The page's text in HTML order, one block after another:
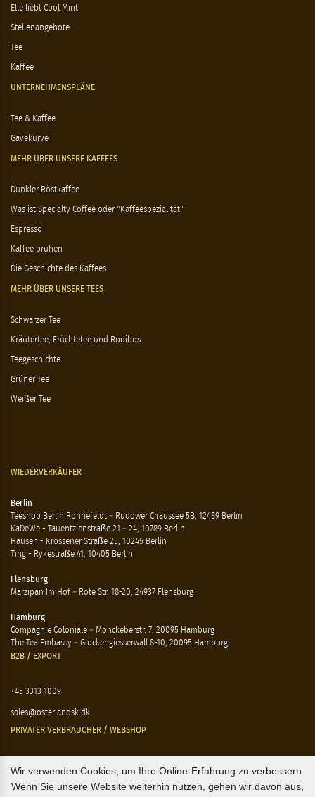
Elle liebt Cool Mint
Stellenangebote
Tee
Kaffee
UNTERNEHMENSPLÄNE
Tee & Kaffee
Gavekurve
MEHR ÜBER UNSERE KAFFEES
Dunkler Röstkaffee
Was ist Specialty Coffee oder "Kaffeespezialität"
Espresso
Kaffee brühen
Die Geschichte des Kaffees
MEHR ÜBER UNSERE TEES
Schwarzer Tee
Kräutertee, Früchtetee und Rooibos
Teegeschichte
Grüner Tee
Weißer Tee
WIEDERVERKÄUFER
Berlin
Teeshop Berlin Ronnefeldt – Rudower Chaussee 5B, 12489 Berlin
KaDeWe - Tauentzienstraße 21 – 24, 10789 Berlin
Hausen - Krossener Straße 25, 10245 Berlin
Ting - Rykestraße 41, 10405 Berlin
Flensburg
Marzipan Im Hof – Rote Str. 18-20, 24937 Flensburg
Hamburg
Compagnie Coloniale – Mönckeberstr. 7, 20095 Hamburg
The Tea Embassy – Glockengiesserwall 8-10, 20095 Hamburg
B2B / EXPORT
+45 3313 1009
sales@osterlandsk.dk
PRIVATER VERBRAUCHER / WEBSHOP
+45 3313 1000
butik@osterlandsk.dk
Wir verwenden Cookies, um Ihre Online-Erfahrung zu verbessern.
Wenn Sie unsere Website weiterhin nutzen, gehen wir davon aus,